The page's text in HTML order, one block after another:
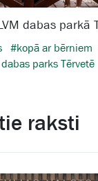
dabas parkā
#kopā ar bērniem
parks Tērvetē
raksti